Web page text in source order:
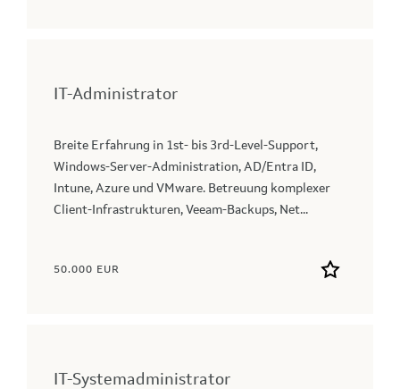
IT-Administrator
Breite Erfahrung in 1st- bis 3rd-Level-Support,
Windows‑Server‑Administration, AD/Entra ID,
Intune, Azure und VMware. Betreuung komplexer
Client‑Infrastrukturen, Veeam‑Backups, Net...
50.000 EUR
IT-Systemadministrator